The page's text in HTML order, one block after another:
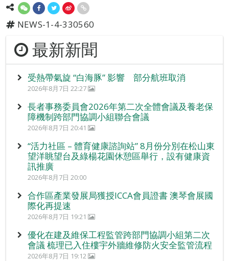
NEWS-1-4-330560
最新新聞
受熱帶氣旋 “白海豚” 影響 部分航班取消
2026年8月7日 22:27
長者事務委員會2026年第二次全體會議及養老保
障機制跨部門協調小組聯合會議
2026年8月7日 20:41
“活力社區 – 體育健康諮詢站” 8月份分別在松山東
望洋眺望台及綠楊花園休憩區舉行，設有健康資
訊推廣
2026年8月7日 20:00
合作區產業發展局獲授ICCA會員證書 澳琴會展國
際化再提速
2026年8月7日 19:21
優化在建及維保工程監管跨部門協調小組第二次
會議 梳理已入住樓宇外牆維修防火安全監管流程
2026年8月7日 19:12